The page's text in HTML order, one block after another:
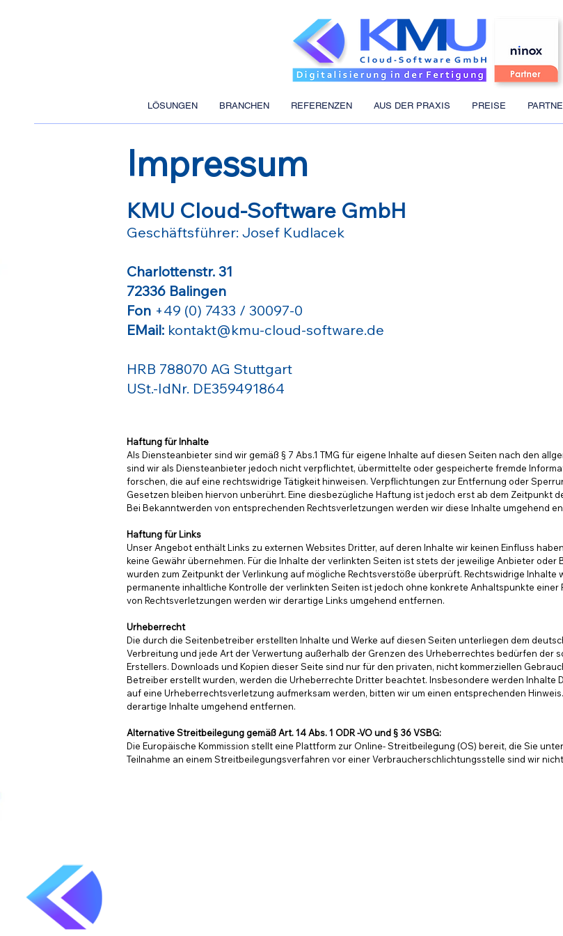
LÖSUNGEN BRANCHEN REFERENZEN AUS DER PRAXIS PREISE
Impressum
KMU Cloud-Software GmbH
Geschäftsführer: Josef Kudlacek
Charlottenstr. 31
72336 Balingen
Fon +49 (0) 7433 / 30097-0
EMail: kontakt@kmu-cloud-software.de
HRB 788070 AG Stuttgart
USt.-IdNr. DE359491864
Haftung für Inhalte
Als Diensteanbieter sind wir gemäß § 7 Abs.1 TMG für eigene Inhalte auf diesen Seiten nach den
sind wir als Diensteanbieter jedoch nicht verpflichtet, übermittelte oder gespeicherte fremde
forschen, die auf eine rechtswidrige Tätigkeit hinweisen. Verpflichtungen zur Entfernung oder
Gesetzen bleiben hiervon unberührt. Eine diesbezügliche Haftung ist jedoch erst ab dem Zeitpunkt
Bei Bekanntwerden von entsprechenden Rechtsverletzungen werden wir diese Inhalte umgehend
Haftung für Links
Unser Angebot enthält Links zu externen Websites Dritter, auf deren Inhalte wir keinen Einfluss
keine Gewähr übernehmen. Für die Inhalte der verlinkten Seiten ist stets der jeweilige Anbieter
wurden zum Zeitpunkt der Verlinkung auf mögliche Rechtsverstöße überprüft. Rechtswidrige Inhalte
permanente inhaltliche Kontrolle der verlinkten Seiten ist jedoch ohne konkrete Anhaltspunkte
von Rechtsverletzungen werden wir derartige Links umgehend entfernen.
Urheberrecht
Die durch die Seitenbetreiber erstellten Inhalte und Werke auf diesen Seiten unterliegen dem
Verbreitung und jede Art der Verwertung außerhalb der Grenzen des Urheberrechtes bedürfen der
Erstellers. Downloads und Kopien dieser Seite sind nur für den privaten, nicht kommerziellen
Betreiber erstellt wurden, werden die Urheberrechte Dritter beachtet. Insbesondere werden Inhalte
auf eine Urheberrechtsverletzung aufmerksam werden, bitten wir um einen entsprechenden
derartige Inhalte umgehend entfernen.
Alternative Streitbeilegung gemäß Art. 14 Abs. 1 ODR -VO und § 36 VSBG:
Die Europäische Kommission stellt eine Plattform zur Online- Streitbeilegung (OS) bereit, die Sie unter
Teilnahme an einem Streitbeilegungsverfahren vor einer Verbraucherschlichtungsstelle sind wir